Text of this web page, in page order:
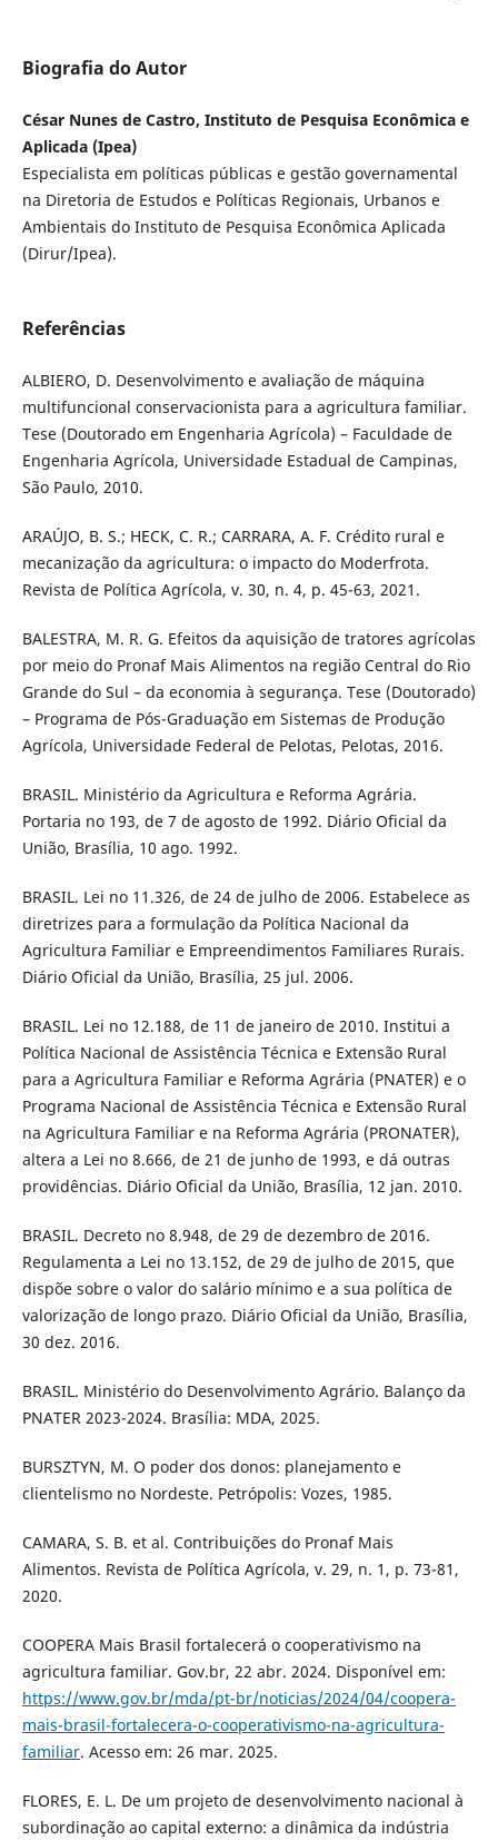
Biografia do Autor
César Nunes de Castro, Instituto de Pesquisa Econômica e
Aplicada (Ipea)
Especialista em políticas públicas e gestão governamental
na Diretoria de Estudos e Políticas Regionais, Urbanos e
Ambientais do Instituto de Pesquisa Econômica Aplicada
(Dirur/Ipea).
Referências
ALBIERO, D. Desenvolvimento e avaliação de máquina
multifuncional conservacionista para a agricultura familiar.
Tese (Doutorado em Engenharia Agrícola) – Faculdade de
Engenharia Agrícola, Universidade Estadual de Campinas,
São Paulo, 2010.
ARAÚJO, B. S.; HECK, C. R.; CARRARA, A. F. Crédito rural e
mecanização da agricultura: o impacto do Moderfrota.
Revista de Política Agrícola, v. 30, n. 4, p. 45-63, 2021.
BALESTRA, M. R. G. Efeitos da aquisição de tratores agrícolas
por meio do Pronaf Mais Alimentos na região Central do Rio
Grande do Sul – da economia à segurança. Tese (Doutorado)
– Programa de Pós-Graduação em Sistemas de Produção
Agrícola, Universidade Federal de Pelotas, Pelotas, 2016.
BRASIL. Ministério da Agricultura e Reforma Agrária.
Portaria no 193, de 7 de agosto de 1992. Diário Oficial da
União, Brasília, 10 ago. 1992.
BRASIL. Lei no 11.326, de 24 de julho de 2006. Estabelece as
diretrizes para a formulação da Política Nacional da
Agricultura Familiar e Empreendimentos Familiares Rurais.
Diário Oficial da União, Brasília, 25 jul. 2006.
BRASIL. Lei no 12.188, de 11 de janeiro de 2010. Institui a
Política Nacional de Assistência Técnica e Extensão Rural
para a Agricultura Familiar e Reforma Agrária (PNATER) e o
Programa Nacional de Assistência Técnica e Extensão Rural
na Agricultura Familiar e na Reforma Agrária (PRONATER),
altera a Lei no 8.666, de 21 de junho de 1993, e dá outras
providências. Diário Oficial da União, Brasília, 12 jan. 2010.
BRASIL. Decreto no 8.948, de 29 de dezembro de 2016.
Regulamenta a Lei no 13.152, de 29 de julho de 2015, que
dispõe sobre o valor do salário mínimo e a sua política de
valorização de longo prazo. Diário Oficial da União, Brasília,
30 dez. 2016.
BRASIL. Ministério do Desenvolvimento Agrário. Balanço da
PNATER 2023-2024. Brasília: MDA, 2025.
BURSZTYN, M. O poder dos donos: planejamento e
clientelismo no Nordeste. Petrópolis: Vozes, 1985.
CAMARA, S. B. et al. Contribuições do Pronaf Mais
Alimentos. Revista de Política Agrícola, v. 29, n. 1, p. 73-81,
2020.
COOPERA Mais Brasil fortalecerá o cooperativismo na
agricultura familiar. Gov.br, 22 abr. 2024. Disponível em:
https://www.gov.br/mda/pt-br/noticias/2024/04/coopera-
mais-brasil-fortalecera-o-cooperativismo-na-agricultura-
familiar. Acesso em: 26 mar. 2025.
FLORES, E. L. De um projeto de desenvolvimento nacional à
subordinação ao capital externo: a dinâmica da indústria